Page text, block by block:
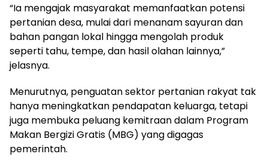
“Ia mengajak masyarakat memanfaatkan potensi
pertanian desa, mulai dari menanam sayuran dan
bahan pangan lokal hingga mengolah produk
seperti tahu, tempe, dan hasil olahan lainnya,”
jelasnya.
Menurutnya, penguatan sektor pertanian rakyat tak
hanya meningkatkan pendapatan keluarga, tetapi
juga membuka peluang kemitraan dalam Program
Makan Bergizi Gratis (MBG) yang digagas
pemerintah.